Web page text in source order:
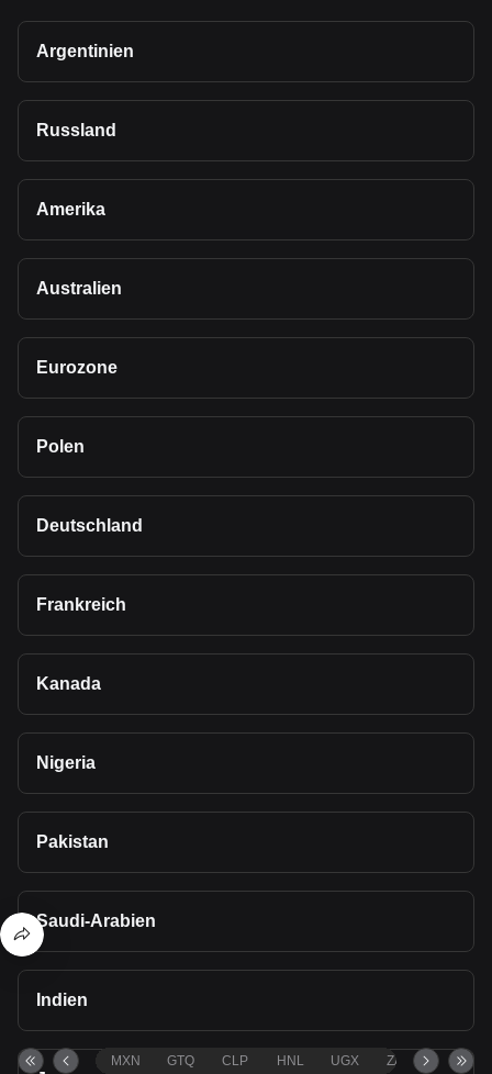
Argentinien
Russland
Amerika
Australien
Eurozone
Polen
Deutschland
Frankreich
Kanada
Nigeria
Pakistan
Saudi-Arabien
Indien
MXN GTQ CLP HNL UGX ZAR TND